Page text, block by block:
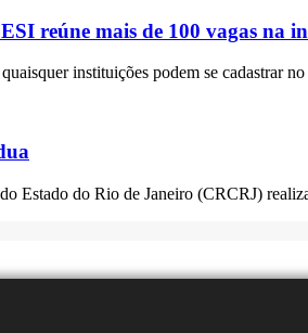
reúne mais de 100 vagas na
instituições podem se cadastrar
Estado do Rio de Janeiro (CRCRJ)